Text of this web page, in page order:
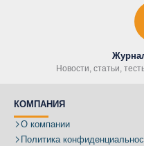
Новости, статьи,
КОМПАНИЯ
О компании
Политика